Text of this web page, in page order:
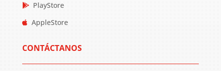
PlayStore
AppleStore
CONTÁCTANOS